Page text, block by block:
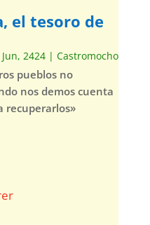
el tesoro de
2424| Castromocho
pueblos no
nos demos cuenta
recuperarlos»